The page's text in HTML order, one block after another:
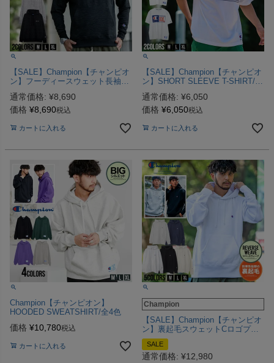
【SALE】Champion【チャンピオ
ン】フーディースウェット長袖T
ウェット
通常価格: ¥8,690
価格 ¥8,690税込
カートに入れる
【SALE】Champion【チャンピオ
ン】SHORT SLEEVE T-SHIRT/全
通常価格: ¥6,050
価格 ¥6,050税込
カートに入れる
Champion【チャンピオン】
HOODED SWEATSHIRT/全4色
価格 ¥10,780税込
カートに入れる
Champion
【SALE】Champion【チャンピオ
ン】裏起毛スウェットCロゴプル
オーバーパーカー/全5色パーカー
スウェット
SALE
通常価格: ¥12,980